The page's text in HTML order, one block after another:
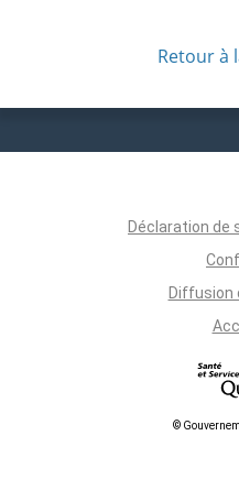
Retour à
Déclaration de
Diffusion
©